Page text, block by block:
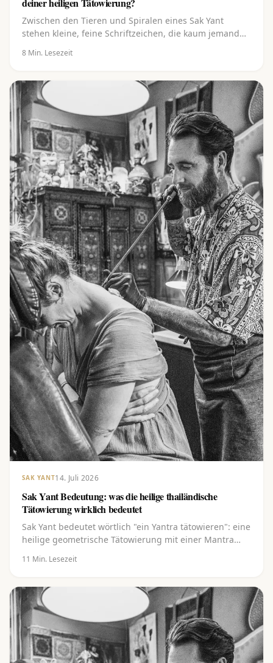
Zwischen den Tieren und Spiralen eines Sak Yant
stehen kleine, feine Schriftzeichen, die kaum jemand
Erfahre, welche Schrift es ist (Khom), aus welcher
bedeuten und warum du sie niemals einfach aus dem
Internet kopieren lassen solltest.
8 Min. Lesezeit
SAK YANT14. Juli 2026
Sak Yant Bedeutung: was die heilige thailändische
Tätowierung wirklich bedeutet
Sak Yant bedeutet wörtlich "ein Yantra tätowieren": eine
heilige geometrische Tätowierung mit einer Mantra
Bedeutung hinter den Linien, der Khom-Schrift und
11 Min. Lesezeit